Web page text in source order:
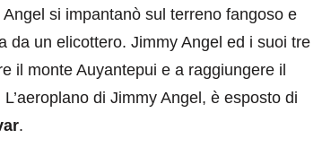
si impantanò sul terreno fangoso e
da un elicottero. Jimmy Angel ed i suoi tre
il monte Auyantepui e a raggiungere il
L’aeroplano di Jimmy Angel, è esposto di
.